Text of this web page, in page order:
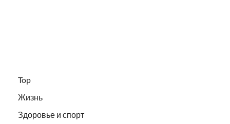
Top
Жизнь
Здоровье и спорт